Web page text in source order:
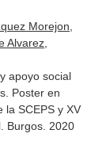
Morejon,
Alvarez,
apoyo social
Poster en
la SCEPS y XV
Burgos. 2020